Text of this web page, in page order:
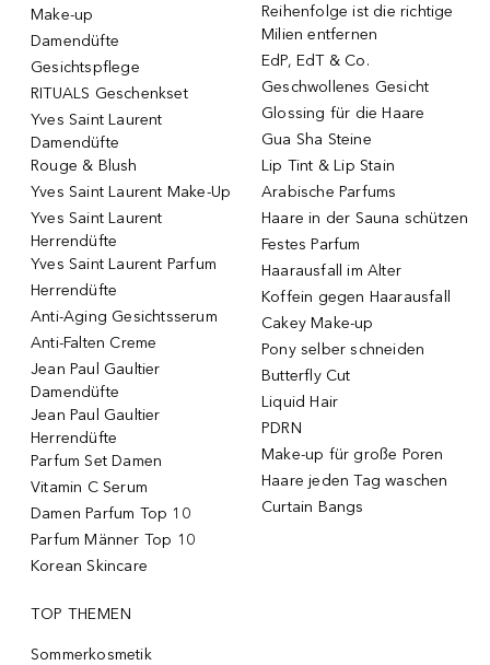
Make-up
Damendüfte
Gesichtspflege
RITUALS Geschenkset
Yves Saint Laurent
Damendüfte
Rouge & Blush
Yves Saint Laurent Make-Up
Yves Saint Laurent
Herrendüfte
Yves Saint Laurent Parfum
Herrendüfte
Anti-Aging Gesichtsserum
Anti-Falten Creme
Jean Paul Gaultier
Damendüfte
Jean Paul Gaultier
Herrendüfte
Parfum Set Damen
Vitamin C Serum
Damen Parfum Top 10
Parfum Männer Top 10
Korean Skincare
Reihenfolge ist die richtige
Milien entfernen
EdP, EdT & Co.
Geschwollenes Gesicht
Glossing für die Haare
Gua Sha Steine
Lip Tint & Lip Stain
Arabische Parfums
Haare in der Sauna schützen
Festes Parfum
Haarausfall im Alter
Koffein gegen Haarausfall
Cakey Make-up
Pony selber schneiden
Butterfly Cut
Liquid Hair
PDRN
Make-up für große Poren
Haare jeden Tag waschen
Curtain Bangs
TOP THEMEN
Sommerkosmetik